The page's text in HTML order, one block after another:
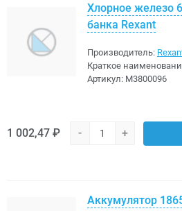
Хлорное железо
банка Rexant
Производитель:
Краткое
Артикул: M3800096
1 002,47 ₽ - +
Аккумулятор